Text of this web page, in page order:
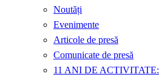
Noutăți
Evenimente
Articole de presă
Comunicate de presă
11 ANI DE